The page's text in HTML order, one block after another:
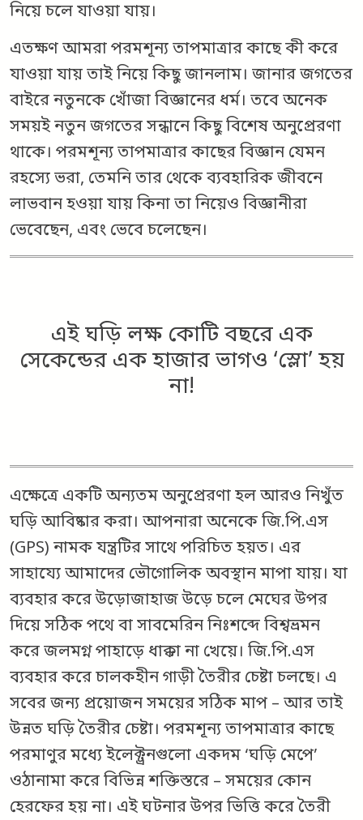
নিয়ে চলে যাওয়া যায়।
এতক্ষণ আমরা পরমশূন্য তাপমাত্রার কাছে কী করে
যাওয়া যায় তাই নিয়ে কিছু জানলাম। জানার জগতের
বাইরে নতুনকে খোঁজা বিজ্ঞানের ধর্ম। তবে অনেক
সময়ই নতুন জগতের সন্ধানে কিছু বিশেষ অনুপ্রেরণা
থাকে। পরমশূন্য তাপমাত্রার কাছের বিজ্ঞান যেমন
রহস্যে ভরা, তেমনি তার থেকে ব্যবহারিক জীবনে
লাভবান হওয়া যায় কিনা তা নিয়েও বিজ্ঞানীরা
ভেবেছেন, এবং ভেবে চলেছেন।
এই ঘড়ি লক্ষ কোটি বছরে এক
সেকেন্ডের এক হাজার ভাগও ‘স্লো’ হয়
না!
এক্ষেত্রে একটি অন্যতম অনুপ্রেরণা হল আরও নিখুঁত
ঘড়ি আবিষ্কার করা। আপনারা অনেকে জি.পি.এস
(GPS) নামক যন্ত্রটির সাথে পরিচিত হয়ত। এর
সাহায্যে আমাদের ভৌগোলিক অবস্থান মাপা যায়। যা
ব্যবহার করে উড়োজাহাজ উড়ে চলে মেঘের উপর
দিয়ে সঠিক পথে বা সাবমেরিন নিঃশব্দে বিশ্বভ্রমন
করে জলমগ্ন পাহাড়ে ধাক্কা না খেয়ে। জি.পি.এস
ব্যবহার করে চালকহীন গাড়ী তৈরীর চেষ্টা চলছে। এ
সবের জন্য প্রয়োজন সময়ের সঠিক মাপ – আর তাই
উন্নত ঘড়ি তৈরীর চেষ্টা। পরমশূন্য তাপমাত্রার কাছে
পরমাণুর মধ্যে ইলেক্ট্রনগুলো একদম ‘ঘড়ি মেপে’
ওঠানামা করে বিভিন্ন শক্তিস্তরে – সময়ের কোন
হেরফের হয় না। এই ঘটনার উপর ভিত্তি করে তৈরী